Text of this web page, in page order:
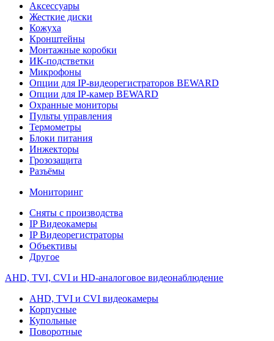
Аксессуары
Жесткие диски
Кожуха
Кронштейны
Монтажные коробки
ИК-подстветки
Микрофоны
Опции для IP-видеорегистраторов BEWARD
Опции для IP-камер BEWARD
Охранные мониторы
Пульты управления
Термометры
Блоки питания
Инжекторы
Грозозащита
Разъёмы
Мониторинг
Сняты с производства
IP Видеокамеры
IP Видеорегистраторы
Объективы
Другое
AHD, TVI, CVI и HD-аналоговое видеонаблюдение
AHD, TVI и CVI видеокамеры
Корпусные
Купольные
Поворотные